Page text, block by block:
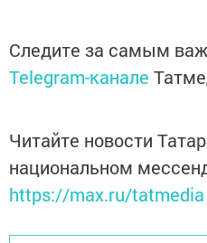
Следите за самым
Telegram-канале
Читайте новости
национальном
https://max.ru/tatmedia